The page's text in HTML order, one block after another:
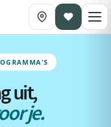
uit,
je.